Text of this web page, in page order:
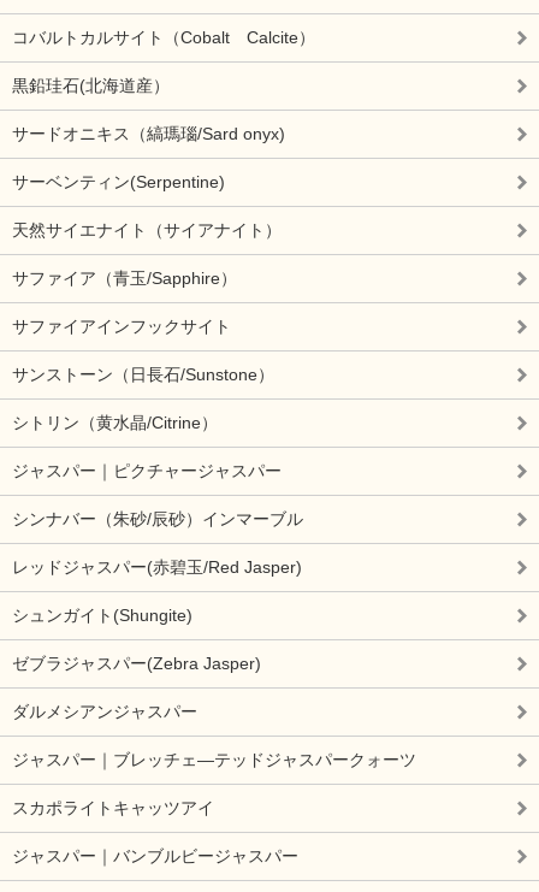
コバルトカルサイト（Cobalt Calcite）
黒鉛珪石(北海道産）
サードオニキス（縞瑪瑙/Sard onyx)
サーベンティン(Serpentine)
天然サイエナイト（サイアナイト）
サファイア（青玉/Sapphire）
サファイアインフックサイト
サンストーン（日長石/Sunstone）
シトリン（黄水晶/Citrine）
ジャスパー｜ピクチャージャスパー
シンナバー（朱砂/辰砂）インマーブル
レッドジャスパー(赤碧玉/Red Jasper)
シュンガイト(Shungite)
ゼブラジャスパー(Zebra Jasper)
ダルメシアンジャスパー
ジャスパー｜ブレッチェ―テッドジャスパークォーツ
スカポライトキャッツアイ
ジャスパー｜バンブルビージャスパー